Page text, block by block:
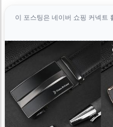
이 포스팅은 네이버 쇼핑 커넥트